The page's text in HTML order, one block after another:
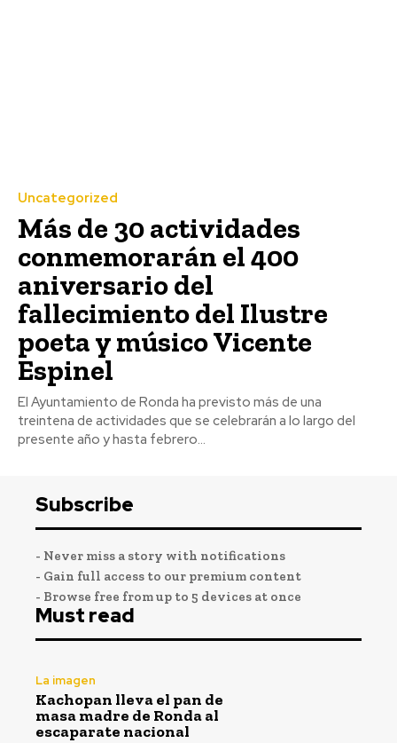
Uncategorized
Más de 30 actividades
conmemorarán el 400
aniversario del
fallecimiento del Ilustre
poeta y músico Vicente
Espinel
El Ayuntamiento de Ronda ha previsto más de una
treintena de actividades que se celebrarán a lo largo del
presente año y hasta febrero...
Subscribe
- Never miss a story with notifications
- Gain full access to our premium content
- Browse free from up to 5 devices at once
Must read
La imagen
Kachopan lleva el pan de
masa madre de Ronda al
escaparate nacional